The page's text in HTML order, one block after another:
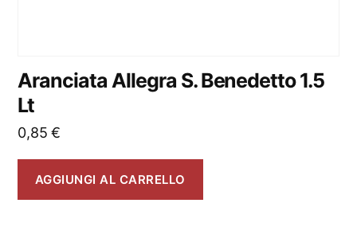
Aranciata Allegra S. Benedetto 1.5
Lt
0,85€
AGGIUNGI AL CARRELLO